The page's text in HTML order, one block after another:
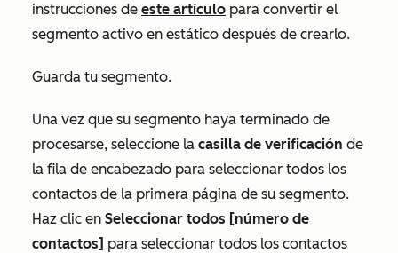
instrucciones de este artículo para convertir el
segmento activo en estático después de crearlo.
Guarda tu segmento.
Una vez que su segmento haya terminado de
procesarse, seleccione la casilla de verificación de
la fila de encabezado para seleccionar todos los
contactos de la primera página de su segmento.
Haz clic en Seleccionar todos [número de
contactos] para seleccionar todos los contactos